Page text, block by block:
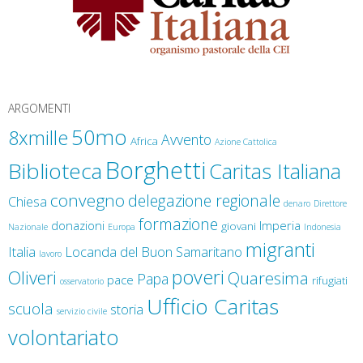
ARGOMENTI
8xmille50mo Africa Avvento Azione Cattolica
Biblioteca BorghettiCaritas Italiana
Chiesa convegno delegazione regionale denaro Direttore
Nazionale donazioni Europa formazione giovani Imperia Indonesia
Italia lavoro Locanda del Buon Samaritano migranti
Oliveri osservatorio pace Papa poveri Quaresima rifugiati
scuola servizio civile storia Ufficio Caritas
volontariato